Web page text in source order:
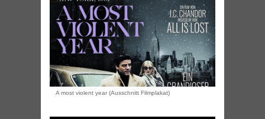
A most violent year (Ausschnitt Filmplakat)